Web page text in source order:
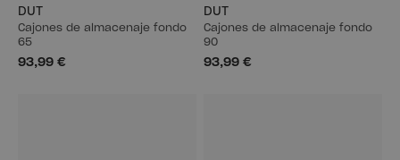
DUT
Cajones de almacenaje fondo
65
93,99 €
DUT
Cajones de almacenaje fondo
90
93,99 €